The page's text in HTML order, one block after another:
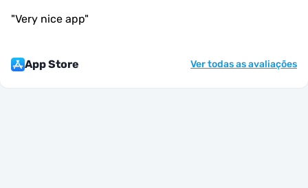
"Very nice app"
App Store Ver todas as avaliações